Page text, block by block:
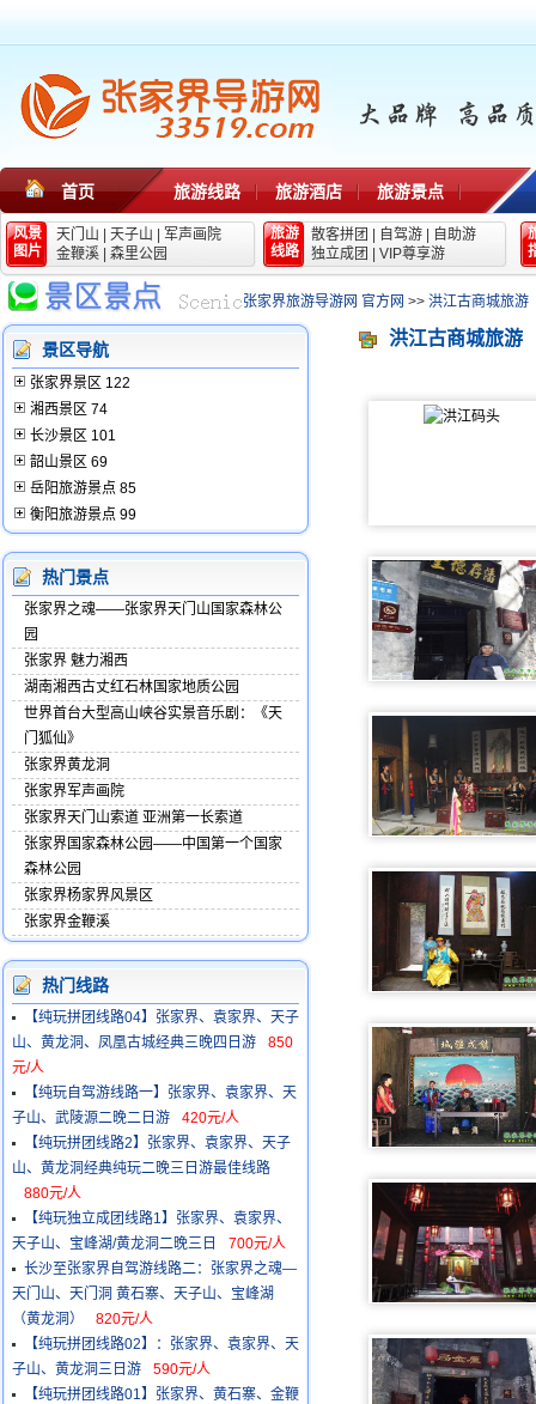
首页 旅游线路 旅游酒店 旅游景点
风景
图片
天门山 天子山
军声画院
金鞭溪
森里公园
旅游
线路
散客拼团 自驾游
自助游
独立成团
VIP尊享游
张家界旅游导游网 官方网 >> 洪江古商城旅游
洪江古商城旅游
景区导航
张家界景区 122
湘西景区 74
长沙景区 101
韶山景区 69
岳阳旅游景点 85
衡阳旅游景点 99
热门景点
张家界之魂——张家界天门山国家森林公
园
张家界 魅力湘西
湖南湘西古丈红石林国家地质公园
世界首台大型高山峡谷实景音乐剧：《天
门狐仙》
张家界黄龙洞
张家界军声画院
张家界天门山索道 亚洲第一长索道
张家界国家森林公园——中国第一个国家
森林公园
张家界杨家界风景区
张家界金鞭溪
热门线路
【纯玩拼团线路04】张家界、袁家界、天子
山、黄龙洞、凤凰古城经典三晚四日游
850
元/人
【纯玩自驾游线路一】张家界、袁家界、天
子山、武陵源二晚二日游
420元/人
【纯玩拼团线路2】张家界、袁家界、天子
山、黄龙洞经典纯玩二晚三日游最佳线路
880元/人
【纯玩独立成团线路1】张家界、袁家界、
天子山、宝峰湖/黄龙洞二晚三日
700元/人
长沙至张家界自驾游线路二：张家界之魂—
天门山、天门洞 黄石寨、天子山、宝峰湖
（黄龙洞）
820元/人
【纯玩拼团线路02】：张家界、袁家界、天
子山、黄龙洞三日游
590元/人
【纯玩拼团线路01】张家界、黄石寨、金鞭